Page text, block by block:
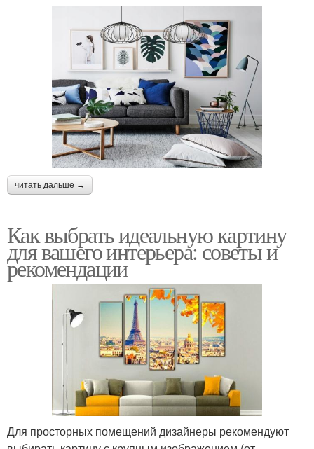
читать дальше →
Как выбрать идеальную картину
для вашего интерьера: советы и
рекомендации
Для просторных помещений дизайнеры рекомендуют